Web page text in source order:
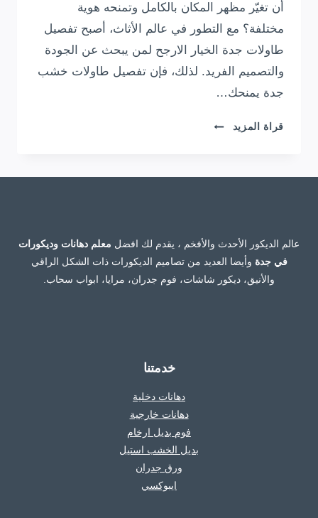
أن تغيّر مظهر المكان بالكامل وتمنحه هوية
مختلفة؟ مع التطور في عالم الأثاث، أصبح تفصيل
طاولات جدة الخيار الارجح لمن يبحث عن الجودة
والتصميم الفريد. لذلك، فإن تفصيل طاولات خشب
جدة يمنحك…
قراة المزيد
تفصيل
ت:
طاولات
خشب
جدة
عالم الديكور الأحدث والأفخم ، يقدم لك افضل معلم دهانات وديكورات
في جدة وأيضا العديد من تصاميم الديكورات ذات الشكل الراقي
والأنيق، ديكور شاشات، فوم جدران، مرايا، ابواب سحاب.
خدمتنا
دهانات دخلية
دهانات خارجية
فوم بديل ارخام
بديل الخشب استيل
ورق جدران
ايبوكسي